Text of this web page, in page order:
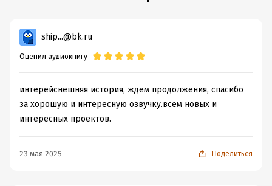
ship...@bk.ru
Оценил аудиокнигу
интерейснешняя история, ждем продолжения, спасибо
за хорошую и интересную озвучку.всем новых и
интересных проектов.
23 мая 2025 Поделиться